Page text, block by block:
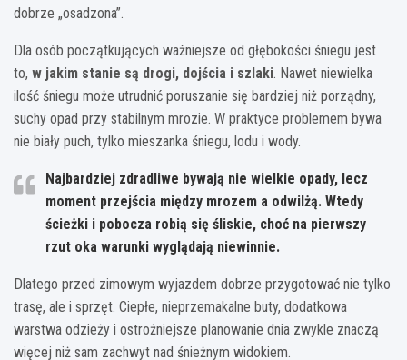
dobrze „osadzona”.
Dla osób początkujących ważniejsze od głębokości śniegu jest
to, w jakim stanie są drogi, dojścia i szlaki. Nawet niewielka
ilość śniegu może utrudnić poruszanie się bardziej niż porządny,
suchy opad przy stabilnym mrozie. W praktyce problemem bywa
nie biały puch, tylko mieszanka śniegu, lodu i wody.
Najbardziej zdradliwe bywają nie wielkie opady, lecz
moment przejścia między mrozem a odwilżą. Wtedy
ścieżki i pobocza robią się śliskie, choć na pierwszy
rzut oka warunki wyglądają niewinnie.
Dlatego przed zimowym wyjazdem dobrze przygotować nie tylko
trasę, ale i sprzęt. Ciepłe, nieprzemakalne buty, dodatkowa
warstwa odzieży i ostrożniejsze planowanie dnia zwykle znaczą
więcej niż sam zachwyt nad śnieżnym widokiem.